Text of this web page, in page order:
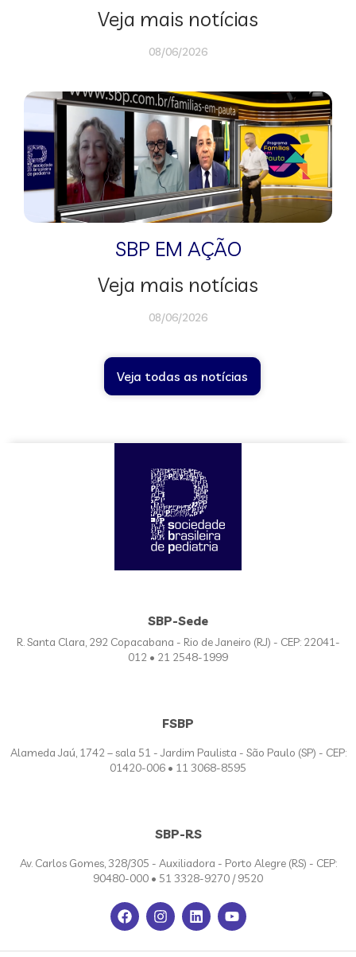
Veja mais notícias
08/06/2026
SBP EM AÇÃO
Veja mais notícias
08/06/2026
Veja todas as notícias
SBP-Sede
R. Santa Clara, 292 Copacabana - Rio de Janeiro (RJ) - CEP: 22041-
012 • 21 2548-1999
FSBP
Alameda Jaú, 1742 – sala 51 - Jardim Paulista - São Paulo (SP) - CEP:
01420-006 • 11 3068-8595
SBP-RS
Av. Carlos Gomes, 328/305 - Auxiliadora - Porto Alegre (RS) - CEP:
90480-000 • 51 3328-9270 / 9520